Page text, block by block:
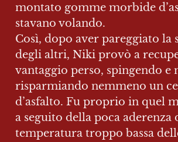
montato gomme morbide
stavano volando.
Così, dopo aver pareggiato la
degli altri, Niki provò a
vantaggio perso, spingendo e
risparmiando nemmeno un
d’asfalto. Fu proprio in quel
a seguito della poca aderenza
temperatura troppo bassa